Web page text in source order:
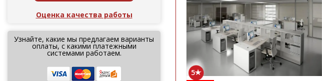
Оценка качества работы
Узнайте, какие мы предлагаем варианты
оплаты, с какими платежными
системами работаем.
5